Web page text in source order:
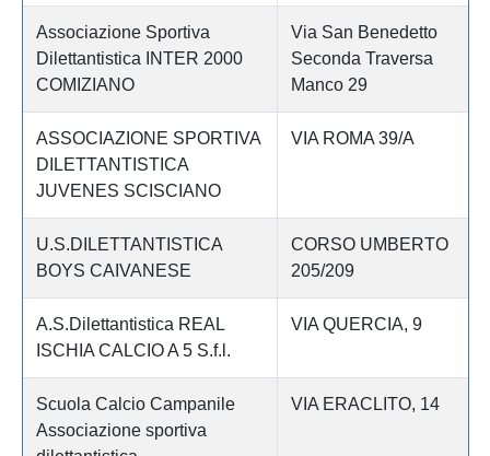
Associazione Sportiva
Dilettantistica INTER 2000
COMIZIANO
Via San Benedetto
Seconda Traversa
Manco 29
ASSOCIAZIONE SPORTIVA
DILETTANTISTICA
JUVENES SCISCIANO
VIA ROMA 39/A
U.S.DILETTANTISTICA
BOYS CAIVANESE
CORSO UMBERTO
205/209
A.S.Dilettantistica REAL
ISCHIA CALCIO A 5 S.f.l.
VIA QUERCIA, 9
Scuola Calcio Campanile
Associazione sportiva
VIA ERACLITO, 14